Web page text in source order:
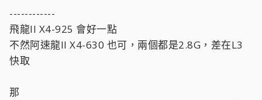
------------
飛龍II X4-925 會好一點
不然阿速龍II X4-630 也可，兩個都是2.8G，差在L3
快取
那